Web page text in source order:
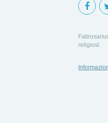
religiosi.